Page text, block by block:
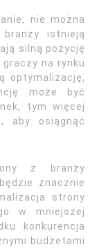
nie można
istnieją
silną pozycję
na rynku
optymalizację,
może być
tym więcej
aby osiągnąć
z branży
znacznie
strony
w mniejszej
konkurencja
budżetami